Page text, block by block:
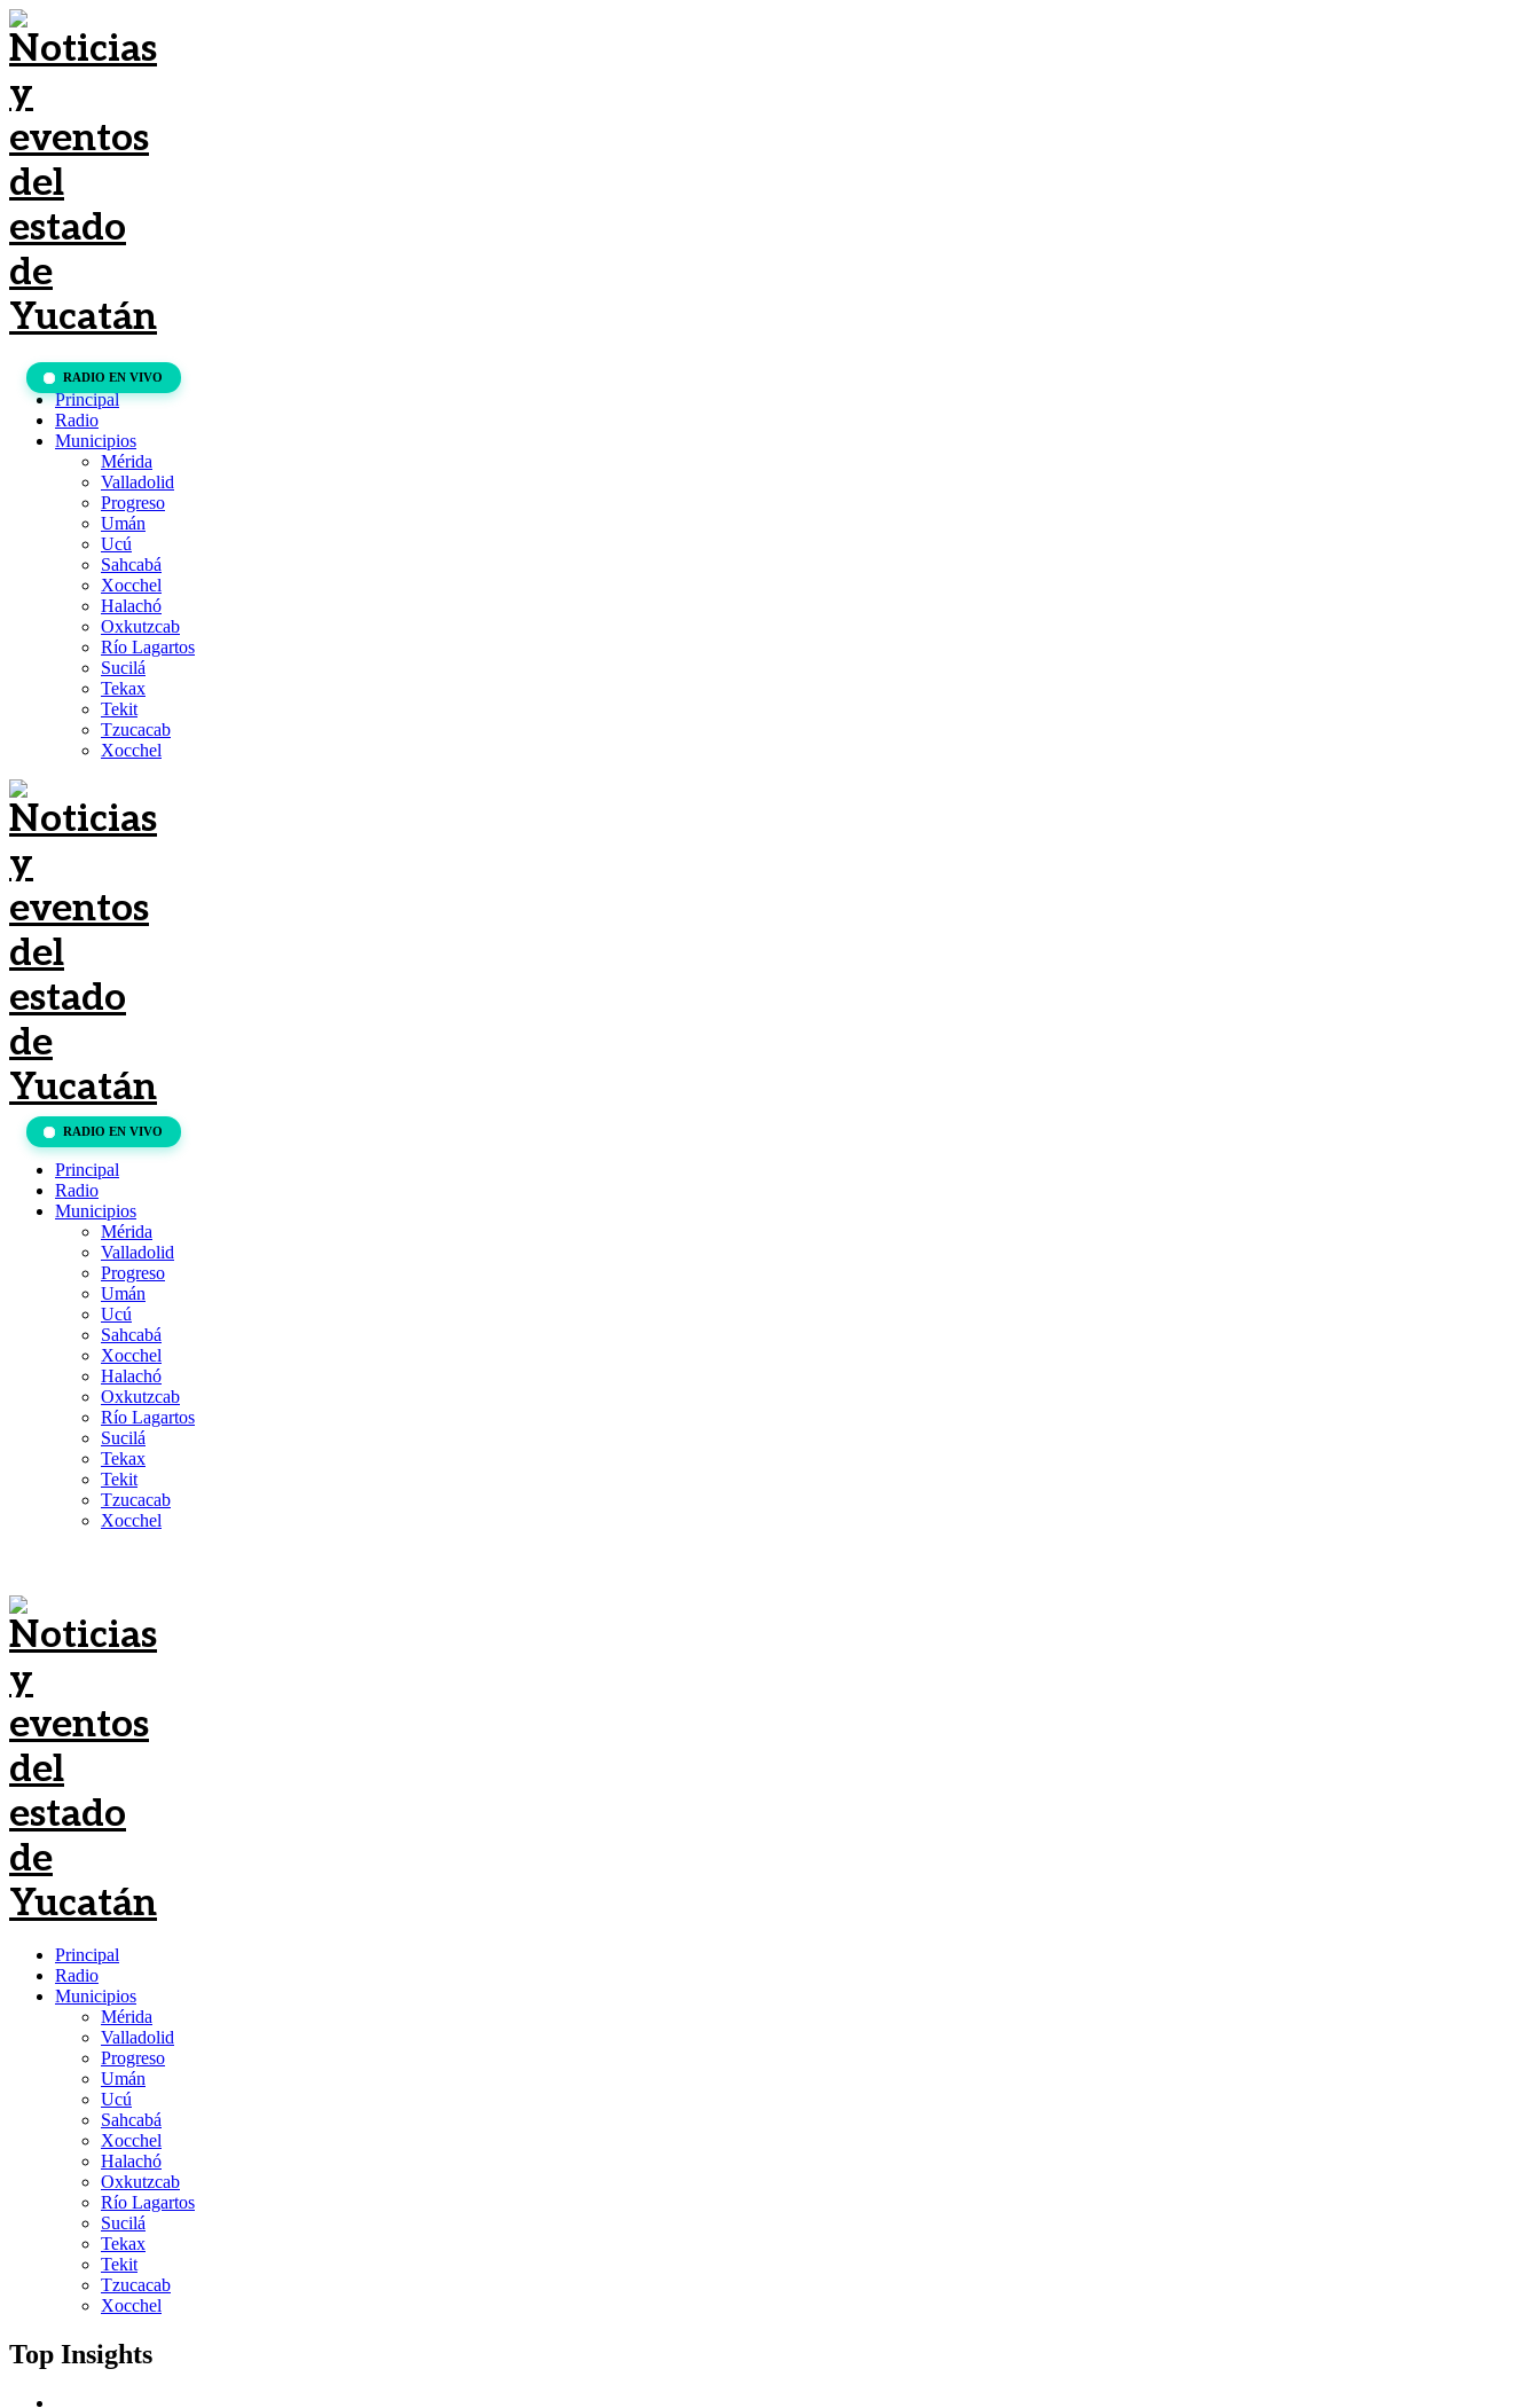
RADIO EN VIVO
Principal
Radio
Municipios
Mérida
Valladolid
Progreso
Umán
Ucú
Sahcabá
Xocchel
Halachó
Oxkutzcab
Río Lagartos
Sucilá
Tekax
Tekit
Tzucacab
Xocchel
RADIO EN VIVO
Principal
Radio
Municipios
Mérida
Valladolid
Progreso
Umán
Ucú
Sahcabá
Xocchel
Halachó
Oxkutzcab
Río Lagartos
Sucilá
Tekax
Tekit
Tzucacab
Xocchel
Principal
Radio
Municipios
Mérida
Valladolid
Progreso
Umán
Ucú
Sahcabá
Xocchel
Halachó
Oxkutzcab
Río Lagartos
Sucilá
Tekax
Tekit
Tzucacab
Xocchel
Top Insights